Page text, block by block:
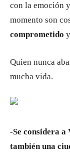
con la emoción
momento son
comprometido
Quien nunca
mucha vida.
-Se considera
también una